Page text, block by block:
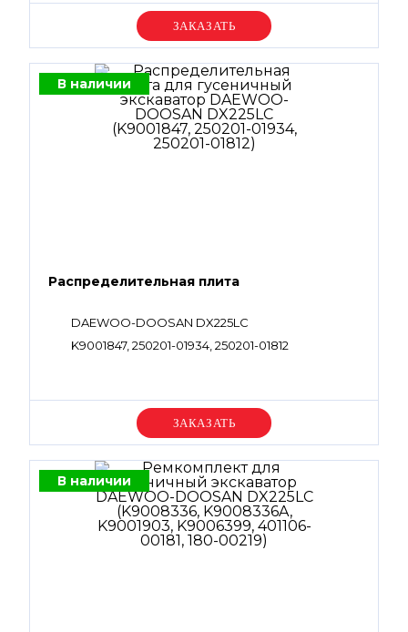
Уточняйте цену
В наличии
Распределительная плита
DAEWOO-DOOSAN DX225LC
K9001847, 250201-01934, 250201-01812
Уточняйте цену
В наличии